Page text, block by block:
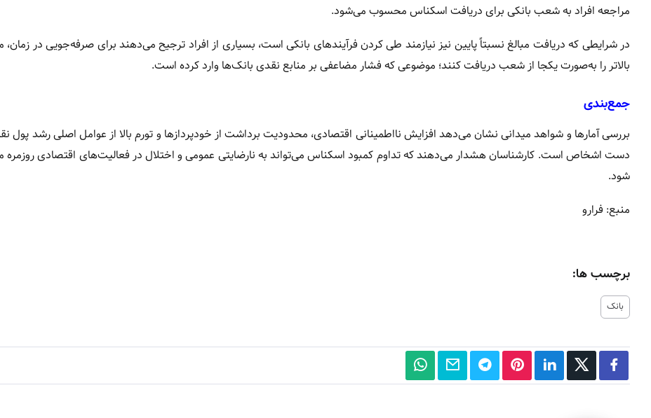
مراجعه افراد به شعب بانکی برای دریافت اسکناس محسوب می‌شود.
در شرایطی که دریافت مبالغ نسبتاً پایین نیز نیازمند طی کردن فرآیندهای بانکی است، بسیاری از افراد ترجیح می‌دهند برای صرفه‌جویی در زمان،
بالاتر را به‌صورت یکجا از شعب دریافت کنند؛ موضوعی که فشار مضاعفی بر منابع نقدی بانک‌ها وارد کرده است.
جمع‌بندی
بررسی آمارها و شواهد میدانی نشان می‌دهد افزایش نااطمینانی اقتصادی، محدودیت برداشت از خودپردازها و تورم بالا از عوامل اصلی رشد پول
دست اشخاص است. کارشناسان هشدار می‌دهند که تداوم کمبود اسکناس می‌تواند به نارضایتی عمومی و اختلال در فعالیت‌های اقتصادی روزمره
شود.
منبع: فرارو
برچسب ها:
بانک